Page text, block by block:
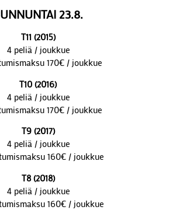
23.8.
T11 (2015)
4 peliä / joukkue
170€ / joukkue
T10 (2016)
4 peliä / joukkue
170€ / joukkue
T9 (2017)
4 peliä / joukkue
160€ / joukkue
T8 (2018)
4 peliä / joukkue
160€ / joukkue